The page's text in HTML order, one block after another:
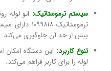
سیستم ترموستاتیک:
ترموستاتیک
بیش از حد آن جلوگیری می‌کند.
تنوع کاربرد: این دستگاه امکان
لوله را برای کاربر فراهم می‌کند.